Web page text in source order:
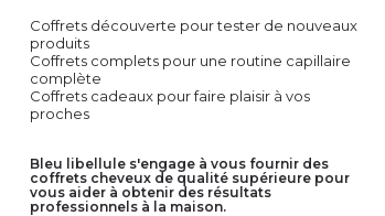
Coffrets découverte pour tester de nouveaux
produits
Coffrets complets pour une routine capillaire
complète
Coffrets cadeaux pour faire plaisir à vos
proches
bleu libellule s'engage à vous fournir des
coffrets cheveux de qualité supérieure pour
vous aider à obtenir des résultats
professionnels à la maison.